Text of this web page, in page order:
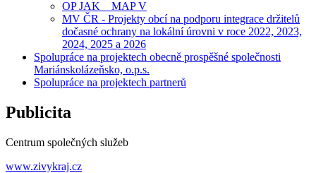
OP JAK _ MAP V
MV ČR - Projekty obcí na podporu integrace držitelů
dočasné ochrany na lokální úrovni v roce 2022, 2023,
2024, 2025 a 2026
Spolupráce na projektech obecně prospěšné společnosti
Mariánskolázeňsko, o.p.s.
Spolupráce na projektech partnerů
Publicita
Centrum společných služeb
www.zivykraj.cz